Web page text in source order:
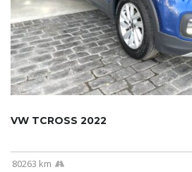
VW TCROSS 2022
80263 km